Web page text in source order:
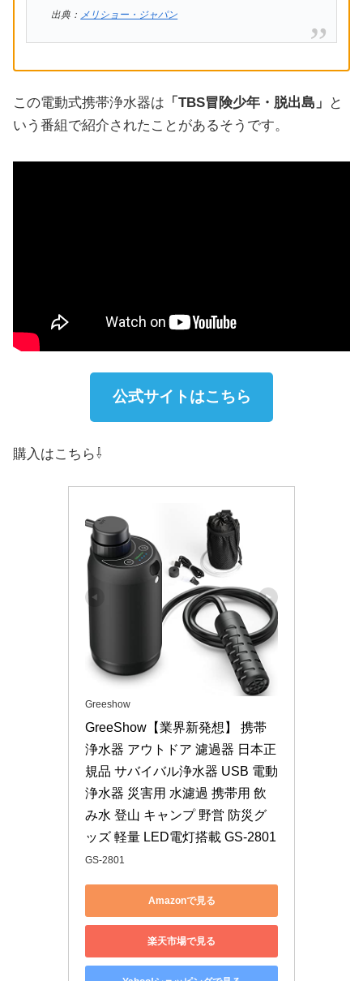
出典： メリショー・ジャパン
この電動式携帯浄水器は 「TBS冒険少年・脱出島」
と
いう番組で紹介されたことがあるそうです。
公式サイトはこちら
購入はこちら⇩
Greeshow
GreeShow【業界新発想】 携帯
浄水器 アウトドア 濾過器 日本正
規品 サバイバル浄水器 USB 電動
浄水器 災害用 水濾過 携帯用 飲
み水 登山 キャンプ 野営 防災グ
ッズ 軽量 LED電灯搭載 GS-2801
GS-2801
Amazonで見る
楽天市場で見る